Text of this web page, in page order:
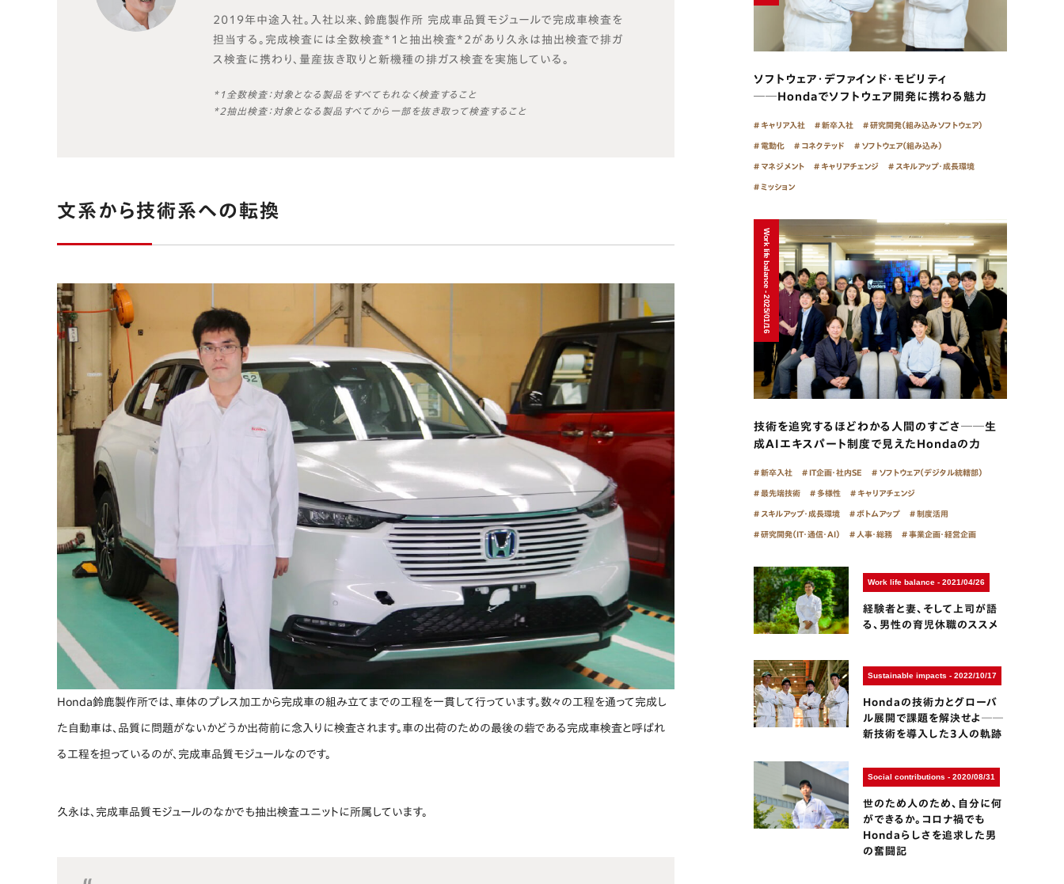
2019年中途入社。入社以来、鈴鹿製作所 完成車品質モジュールで完成車検査を
担当する。完成検査には全数検査*1と抽出検査*2があり久永は抽出検査で排ガ
ス検査に携わり、量産抜き取りと新機種の排ガス検査を実施している。
*1全数検査：対象となる製品をすべてもれなく検査すること
*2抽出検査：対象となる製品すべてから一部を抜き取って検査すること
文系から技術系への転換
Honda鈴鹿製作所では、車体のプレス加工から完成車の組み立てまでの工程を一貫して行っています。数々の工程を通って完成し
た自動車は、品質に問題がないかどうか出荷前に念入りに検査されます。車の出荷のための最後の砦である完成車検査と呼ばれ
る工程を担っているのが、完成車品質モジュールなのです。
久永は、完成車品質モジュールのなかでも抽出検査ユニットに所属しています。
ソフトウェア・デファインド・モビリティ
──Hondaでソフトウェア開発に携わる魅力
キャリア入社 新卒入社 研究開発（組み込みソフトウェア）
電動化 コネクテッド ソフトウェア（組み込み）
マネジメント キャリアチェンジ スキルアップ・成長環境
ミッション
Work life balance - 2025/01/16
技術を追究するほどわかる人間のすごさ──生
成AIエキスパート制度で見えたHondaの力
新卒入社 IT企画・社内SE ソフトウェア（デジタル統轄部）
最先端技術 多様性 キャリアチェンジ
スキルアップ・成長環境 ボトムアップ 制度活用
研究開発（IT・通信・AI） 人事・総務 事業企画・経営企画
Work life balance - 2021/04/26
経験者と妻、そして上司が語
る、男性の育児休職のススメ
Sustainable impacts - 2022/10/17
Hondaの技術力とグローバ
ル展開で課題を解決せよ──
新技術を導入した3人の軌跡
Social contributions - 2020/08/31
世のため人のため、自分に何
ができるか。コロナ禍でも
Hondaらしさを追求した男
の奮闘記